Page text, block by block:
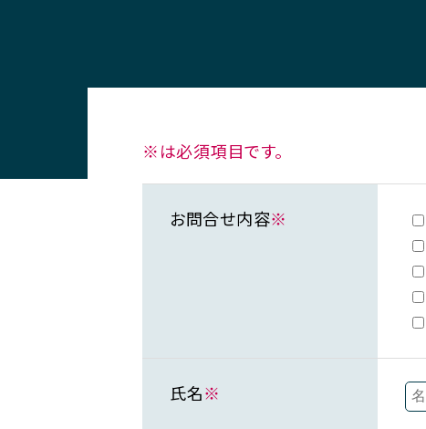
※は必須項目です。
お問合せ内容※
氏名※